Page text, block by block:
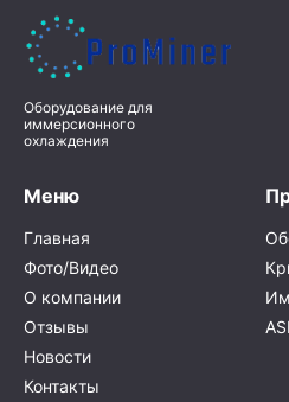
Оборудование для
иммерсионного
охлаждения
Меню
Главная
Фото/Видео
О компании
Отзывы
Новости
Контакты